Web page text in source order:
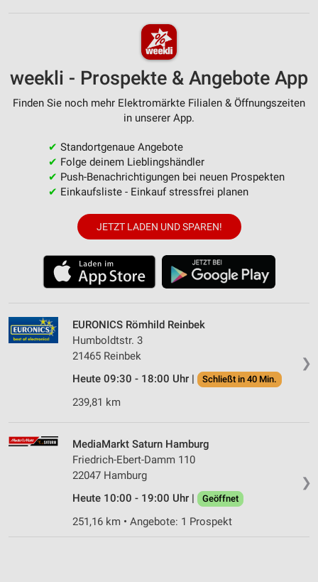
weekli - Prospekte & Angebote App
Finden Sie noch mehr Elektromärkte Filialen & Öffnungszeiten
in unserer App.
✔ Standortgenaue Angebote
✔ Folge deinem Lieblingshändler
✔ Push-Benachrichtigungen bei neuen Prospekten
✔ Einkaufsliste - Einkauf stressfrei planen
JETZT LADEN UND SPAREN!
❯
EURONICS Römhild Reinbek
Humboldtstr. 3
21465 Reinbek
Heute 09:30 - 18:00 Uhr |
Schließt in 40 Min.
239,81 km
❯
MediaMarkt Saturn Hamburg
Friedrich-Ebert-Damm 110
22047 Hamburg
Heute 10:00 - 19:00 Uhr |
Geöffnet
251,16 km • Angebote: 1 Prospekt